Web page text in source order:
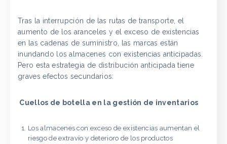
Tras la interrupción de las rutas de transporte, el
aumento de los aranceles y el exceso de existencias
en las cadenas de suministro, las marcas están
inundando los almacenes con existencias anticipadas.
Pero esta estrategia de distribución anticipada tiene
graves efectos secundarios:
Cuellos de botella en la gestión de inventarios
Los almacenes con exceso de existencias aumentan el
riesgo de extravío y deterioro de los productos